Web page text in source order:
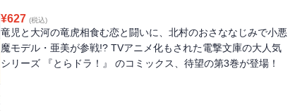
¥627 (税込)
竜児と大河の竜虎相食む恋と闘いに、北村のおさななじみで小悪
魔モデル・亜美が参戦!? TVアニメ化もされた電撃文庫の大人気
シリーズ 『とらドラ！』 のコミックス、待望の第3巻が登場！